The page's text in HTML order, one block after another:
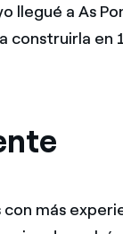
llegué a As
construirla en
más